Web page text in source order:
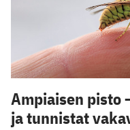
Ampiaisen pisto
ja tunnistat